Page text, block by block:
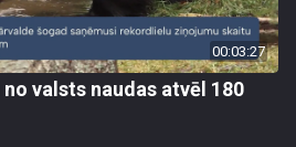
00:03:27
valsts naudas atvēl 180